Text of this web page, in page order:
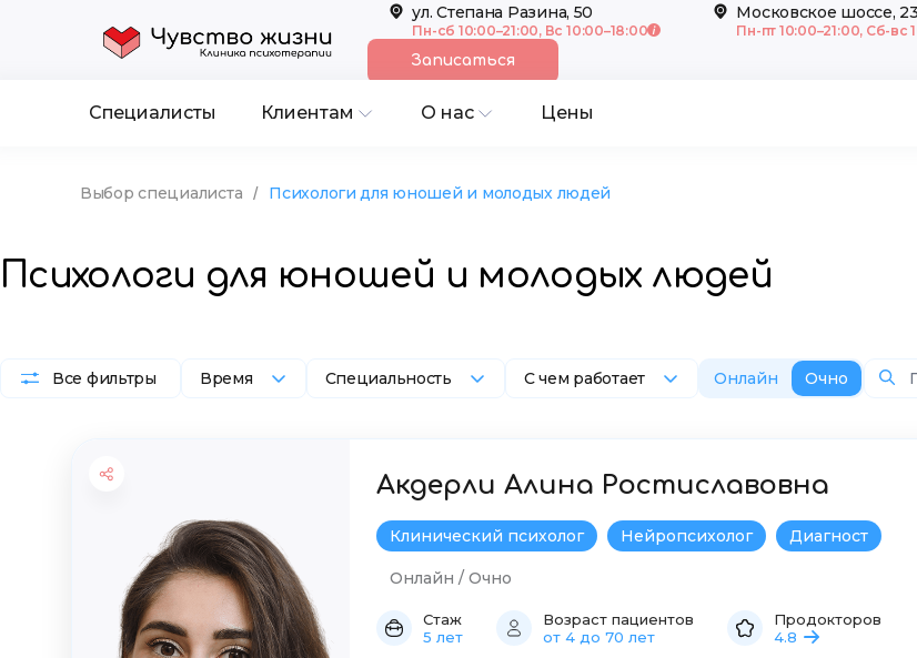
ул. Степана Разина, 50
Пн-сб 10:00–21:00, Вс 10:00–18:00
Московское шоссе,
Пн-пт 10:00–21:00, Сб-вс
Записаться
Cпециалисты Клиентам О нас Цены
Выбор специалиста / Психологи для юношей и молодых людей
Психологи для юношей и молодых людей
Все фильтры Время Специальность С чем работает Онлайн Очно
Акдерли Алина Ростиславовна
Клинический психолог Нейропсихолог Диагност
Онлайн / Очно
Стаж
5 лет
Возраст пациентов
от 4 до 70 лет
Продокторов
4.8